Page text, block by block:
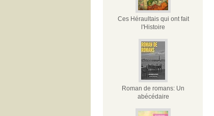
Ces Héraultais qui ont fait
l'Histoire
Roman de romans: Un
abécédaire